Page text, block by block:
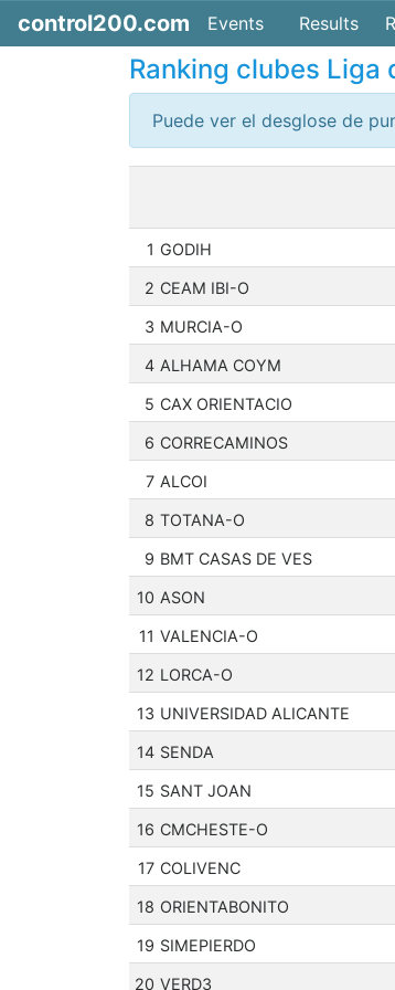
control200.com Events Results
Ranking clubes Liga
Puede ver el desglose de
1 GODIH
2 CEAM IBI-O
3 MURCIA-O
4 ALHAMA COYM
5 CAX ORIENTACIO
6 CORRECAMINOS
7 ALCOI
8 TOTANA-O
9 BMT CASAS DE VES
10 ASON
11 VALENCIA-O
12 LORCA-O
13 UNIVERSIDAD ALICANTE
14 SENDA
15 SANT JOAN
16 CMCHESTE-O
17 COLIVENC
18 ORIENTABONITO
19 SIMEPIERDO
20 VERD3